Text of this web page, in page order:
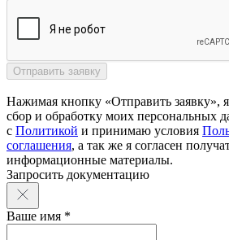
Нажимая кнопку «Отправить заявку»,
сбор и обработку моих персональных
с Политикой и принимаю условия
соглашения, а так же я согласен
информационные материалы.
Запросить документацию
Ваше имя *